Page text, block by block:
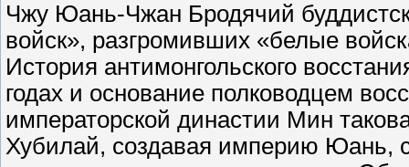
Чжу Юань-Чжан Бродячий
войск», разгромивших «белые
История антимонгольского
годах и основание полководцем
императорской династии Мин
Хубилай, создавая империю Юань,